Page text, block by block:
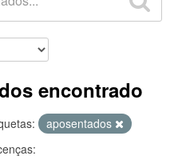
encontrado
aposentados